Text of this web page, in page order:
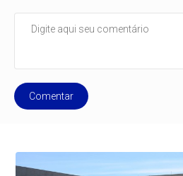
Comentar